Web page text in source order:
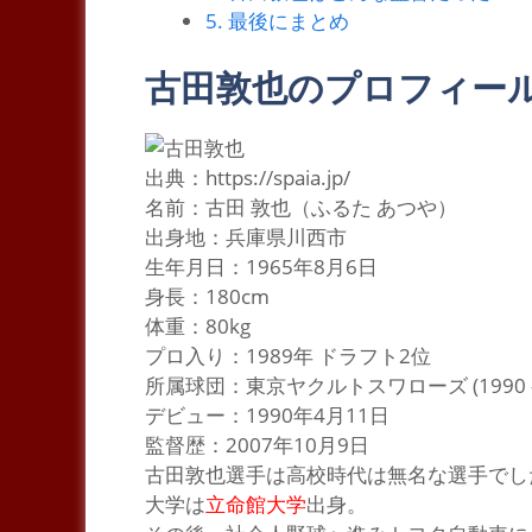
5. 最後にまとめ
古田敦也のプロフィー
出典：https://spaia.jp/
名前：古田 敦也（ふるた あつや）
出身地：兵庫県川西市
生年月日：1965年8月6日
身長：180cm
体重：80kg
プロ入り：1989年 ドラフト2位
所属球団：東京ヤクルトスワローズ (1990
デビュー：1990年4月11日
監督歴：2007年10月9日
古田敦也選手は高校時代は無名な選手でし
大学は立命館大学出身。